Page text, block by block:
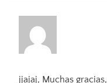
jjajaj, Muchas gracias,